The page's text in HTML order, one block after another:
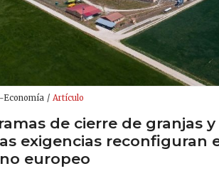
Economía Artículo
de cierre de granjas y
exigencias reconfiguran
europeo